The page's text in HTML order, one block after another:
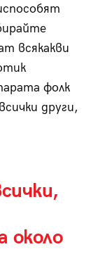
всякакви
фолк
други,
около